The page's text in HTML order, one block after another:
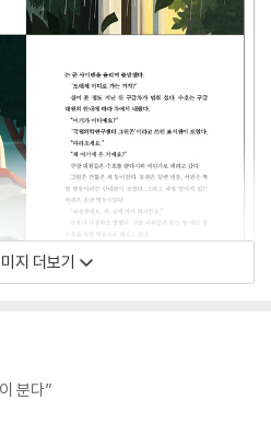
지 더보기
분다”